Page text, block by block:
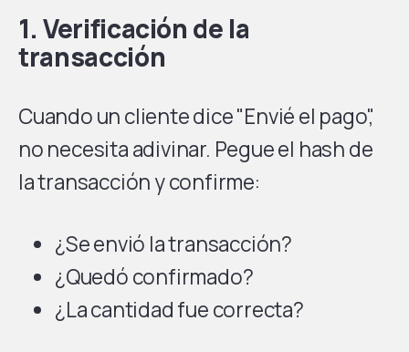
1. Verificación de la
transacción
Cuando un cliente dice "Envié el pago",
no necesita adivinar. Pegue el hash de
la transacción y confirme:
¿Se envió la transacción?
¿Quedó confirmado?
¿La cantidad fue correcta?